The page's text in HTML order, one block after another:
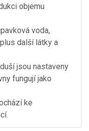
objemu
voda,
další látky a
jsou nastaveny
fungují jako
ke